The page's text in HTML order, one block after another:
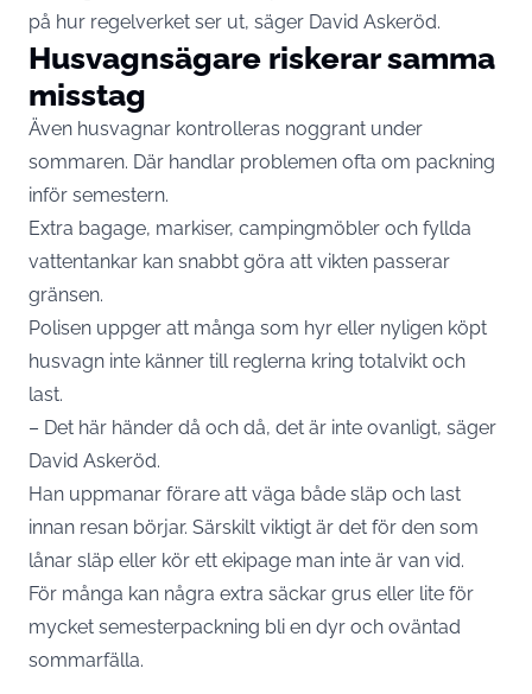
på hur regelverket ser ut, säger David Askeröd.
Husvagnsägare riskerar samma
misstag
Även husvagnar kontrolleras noggrant under
sommaren. Där handlar problemen ofta om packning
inför semestern.
Extra bagage, markiser, campingmöbler och fyllda
vattentankar kan snabbt göra att vikten passerar
gränsen.
Polisen uppger att många som hyr eller nyligen köpt
husvagn inte känner till reglerna kring totalvikt och
last.
– Det här händer då och då, det är inte ovanligt, säger
David Askeröd.
Han uppmanar förare att väga både släp och last
innan resan börjar. Särskilt viktigt är det för den som
lånar släp eller kör ett ekipage man inte är van vid.
För många kan några extra säckar grus eller lite för
mycket semesterpackning bli en dyr och oväntad
sommarfälla.